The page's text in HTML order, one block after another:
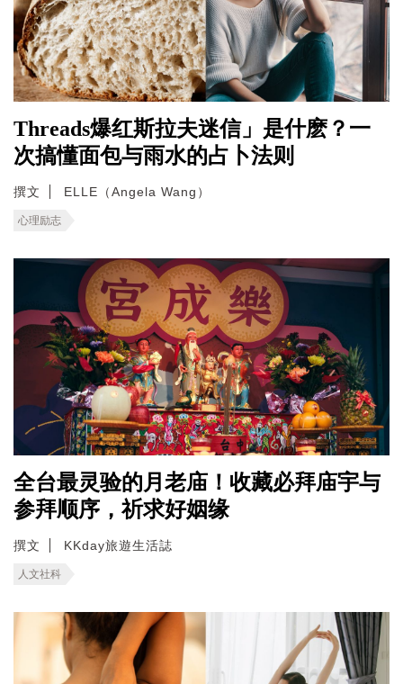
Threads爆红斯拉夫迷信」是什麽？一
次搞懂面包与雨水的占卜法则
撰文 ELLE（Angela Wang）
心理励志
全台最灵验的月老庙！收藏必拜庙宇与
参拜顺序，祈求好姻缘
撰文 KKday旅遊生活誌
人文社科